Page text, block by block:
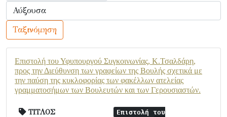
Ταξινόμηση
Επιστολή του Υφυπουργού Συγκοινωνίας, Κ.Τσαλδάρη,
προς την Διεύθυνση των γραφείων της Βουλής σχετικά με
την παύση της κυκλοφορίας των φακέλλων ατελείας
γραμματοσήμων των Βουλευτών και των Γερουσιαστών.
ΤΙΤΛΟΣ
Επιστολή του